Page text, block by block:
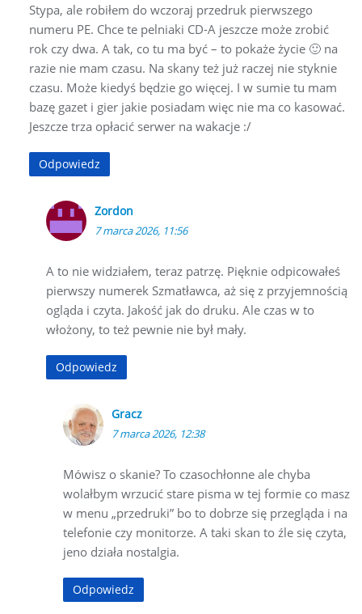
Stypa, ale robiłem do wczoraj przedruk pierwszego
numeru PE. Chce te pelniaki CD-A jeszcze może zrobić
rok czy dwa. A tak, co tu ma być – to pokaże życie 🙂 na
razie nie mam czasu. Na skany też już raczej nie styknie
czasu. Może kiedyś będzie go więcej. I w sumie tu mam
bazę gazet i gier jakie posiadam więc nie ma co kasować.
Jeszcze trza opłacić serwer na wakacje :/
Odpowiedz
Zordon
7 marca 2026, 11:56
A to nie widziałem, teraz patrzę. Pięknie odpicowałeś
pierwszy numerek Szmatławca, aż się z przyjemnością
ogląda i czyta. Jakość jak do druku. Ale czas w to
włożony, to też pewnie nie był mały.
Odpowiedz
Gracz
7 marca 2026, 12:38
Mówisz o skanie? To czasochłonne ale chyba
wolałbym wrzucić stare pisma w tej formie co masz
w menu „przedruki” bo to dobrze się przegląda i na
telefonie czy monitorze. A taki skan to źle się czyta,
jeno działa nostalgia.
Odpowiedz